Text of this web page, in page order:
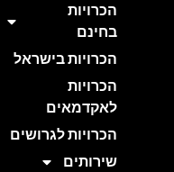
הכרויות
בחינם
הכרויות בישראל
הכרויות
לאקדמאים
הכרויות לגרושים
שירותים